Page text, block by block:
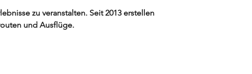
zu veranstalten. Seit 2013 erstellen
und Ausflüge.